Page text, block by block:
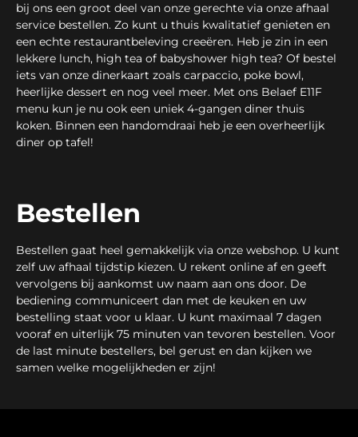
bij ons een groot deel van onze gerechte via onze afhaal
service bestellen. Zo kunt u thuis kwalitatief genieten en
een echte restaurantbeleving creeëren. Heb je zin in een
lekkere lunch, high tea of babyshower high tea? Of bestel
iets van onze dinerkaart zoals carpaccio, poke bowl,
heerlijke dessert en nog veel meer. Met ons Belaef E11F
menu kun je nu ook een uniek 4-gangen diner thuis
koken. Binnen een handomdraai heb je een overheerlijk
diner op tafel!
Bestellen
Bestellen gaat heel gemakkelijk via onze webshop. U kunt
zelf uw afhaal tijdstip kiezen. U rekent online af en geeft
vervolgens bij aankomst uw naam aan ons door. De
bediening communiceert dan met de keuken en uw
bestelling staat voor u klaar. U kunt maximaal 7 dagen
vooraf en uiterlijk 75 minuten van tevoren bestellen. Voor
de last minute bestellers, bel gerust en dan kijken we
samen welke mogelijkheden er zijn!